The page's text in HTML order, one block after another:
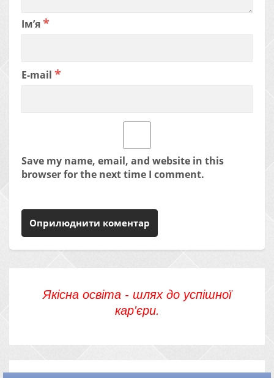
Ім’я*
E-mail *
Save my name, email, and website in this
browser for the next time I comment.
Якісна освіта - шлях до успішної
кар'єри.